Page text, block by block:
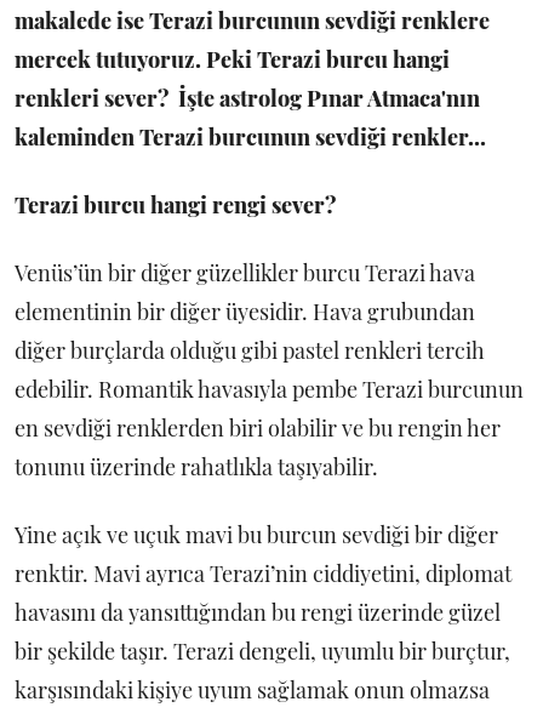
makalede ise Terazi burcunun sevdiği renklere
mercek tutuyoruz. Peki Terazi burcu hangi
renkleri sever? İşte astrolog Pınar Atmaca'nın
kaleminden Terazi burcunun sevdiği renkler...
Teraziburcu hangi rengi sever?
Venüs’ün bir diğer güzellikler burcu Terazi hava
elementinin bir diğer üyesidir. Hava grubundan
diğer burçlarda olduğu gibi pastel renkleri tercih
edebilir. Romantik havasıyla pembe Terazi burcunun
en sevdiği renklerden biri olabilir ve bu rengin her
tonunu üzerinde rahatlıkla taşıyabilir.
Yine açık ve uçuk mavi bu burcun sevdiği bir diğer
renktir. Mavi ayrıca Terazi’nin ciddiyetini, diplomat
havasını da yansıttığından bu rengi üzerinde güzel
bir şekilde taşır. Terazi dengeli, uyumlu bir burçtur,
karşısındaki kişiye uyum sağlamak onun olmazsa